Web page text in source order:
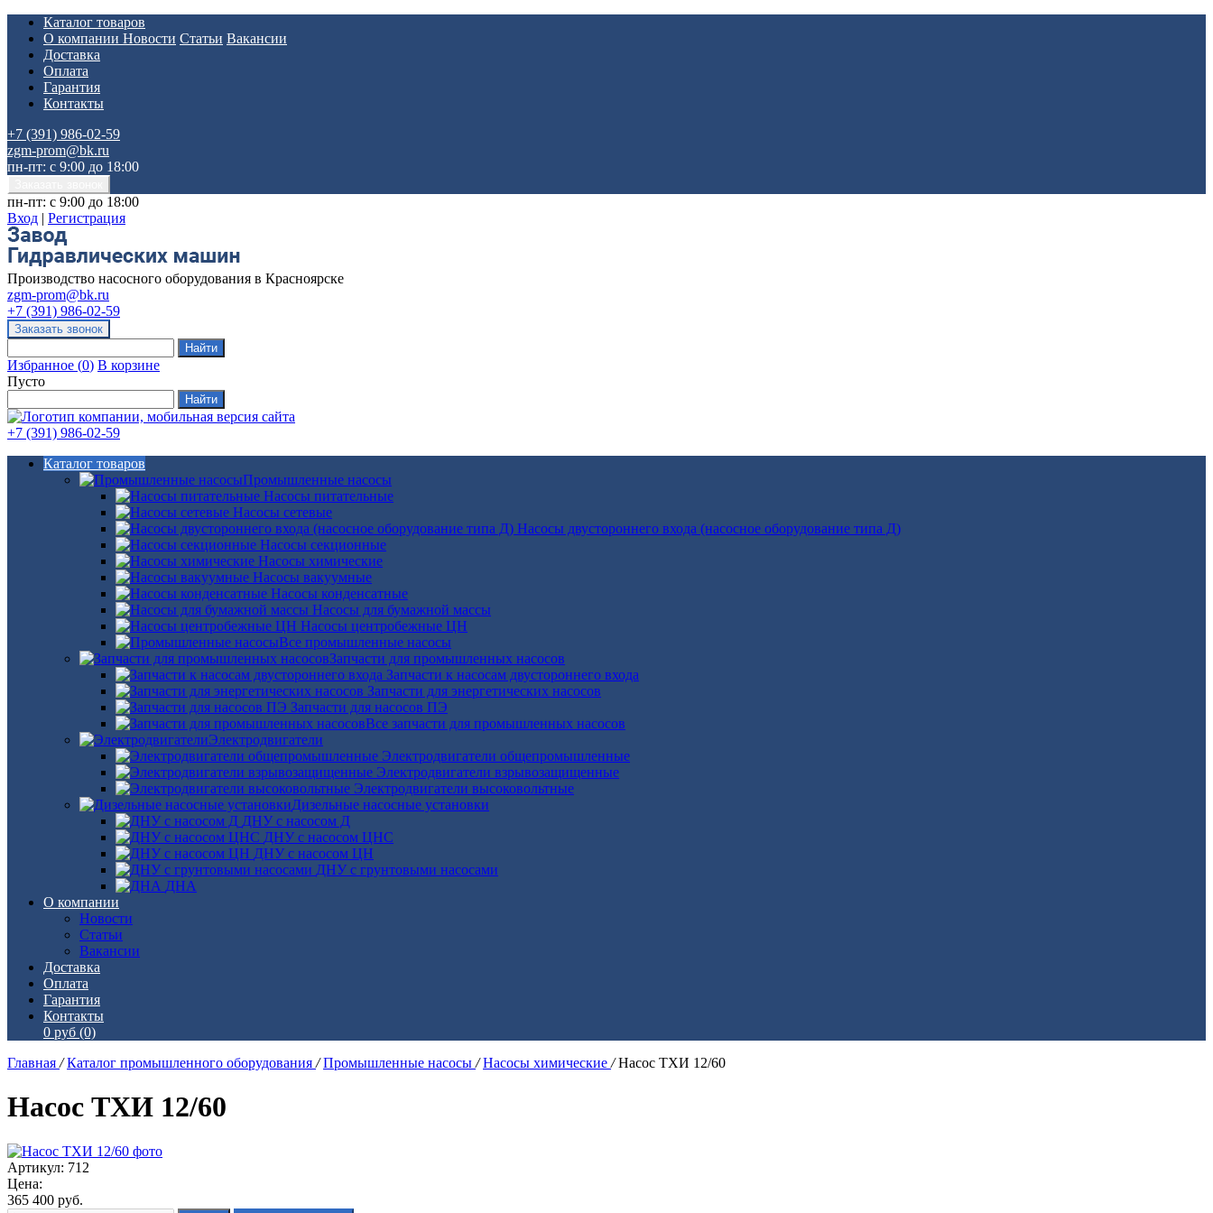
Каталог товаров
О компании Новости Статьи Вакансии
Доставка
Оплата
Гарантия
Контакты
+7 (391) 986-02-59
zgm-prom@bk.ru
пн-пт: с 9:00 до 18:00
пн-пт: с 9:00 до 18:00
Вход | Регистрация
Производство насосного оборудования в Красноярске
zgm-prom@bk.ru
+7 (391) 986-02-59
Избранное (0) В корзине
Пусто
+7 (391) 986-02-59
Каталог товаров
Промышленные насосы
Насосы питательные
Насосы сетевые
Насосы двустороннего входа (насосное оборудование типа Д)
Насосы секционные
Насосы химические
Насосы вакуумные
Насосы конденсатные
Насосы для бумажной массы
Насосы центробежные ЦН
Все промышленные насосы
Запчасти для промышленных насосов
Запчасти к насосам двустороннего входа
Запчасти для энергетических насосов
Запчасти для насосов ПЭ
Все запчасти для промышленных насосов
Электродвигатели
Электродвигатели общепромышленные
Электродвигатели взрывозащищенные
Электродвигатели высоковольтные
Дизельные насосные установки
ДНУ с насосом Д
ДНУ с насосом ЦНС
ДНУ с насосом ЦН
ДНУ с грунтовыми насосами
ДНА
О компании
Новости
Статьи
Вакансии
Доставка
Оплата
Гарантия
Контакты
0 руб (0)
Главная / Каталог промышленного оборудования / Промышленные насосы / Насосы химические / Насос ТХИ 12/60
Насос ТХИ 12/60
Артикул: 712
Цена:
365 400 руб.